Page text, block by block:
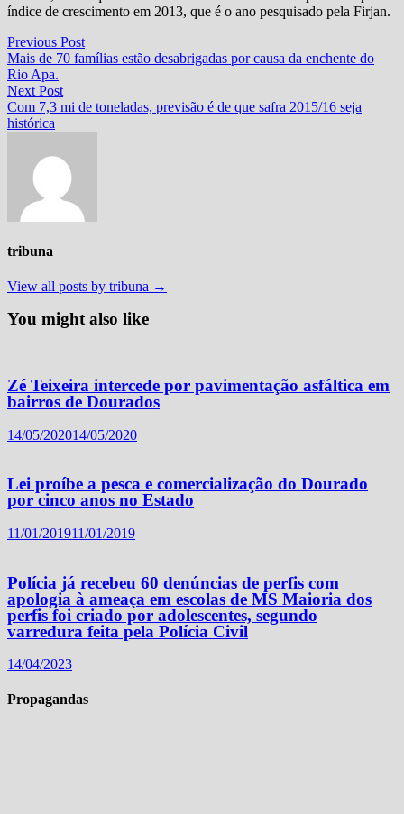
índice de crescimento em 2013, que é o ano pesquisado pela Firjan.
Navegação
de
Post
Previous PostPrevious
post:
Mais de 70 famílias estão desabrigadas por causa da enchente do
Rio Apa.
Next PostNext
post:
Com 7,3 mi de toneladas, previsão é de que safra 2015/16 seja
histórica
tribuna
View all posts by tribuna →
You might also like
Zé Teixeira intercede por pavimentação asfáltica em
bairros de Dourados
14/05/202014/05/2020
Lei proíbe a pesca e comercialização do Dourado
por cinco anos no Estado
11/01/201911/01/2019
Polícia já recebeu 60 denúncias de perfis com
apologia à ameaça em escolas de MS Maioria dos
perfis foi criado por adolescentes, segundo
varredura feita pela Polícia Civil
14/04/2023
Propagandas